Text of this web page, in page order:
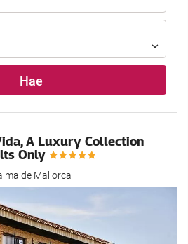
Hae
A Luxury Collection
Only
de Mallorca